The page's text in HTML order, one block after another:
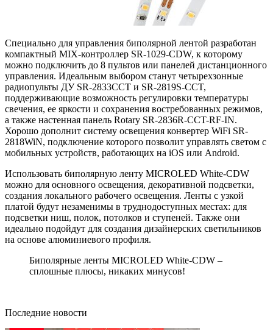
Специально для управления биполярной лентой разработан
компактный MIX-контроллер SR-1029-CDW, к которому
можно подключить до 8 пультов или панелей дистанционного
управления. Идеальным выбором станут четырехзонные
радиопульты ДУ SR-2833CCT и SR-2819S-CCT,
поддерживающие возможность регулировки температуры
свечения, ее яркости и сохранения востребованных режимов,
а также настенная панель Rotary SR-2836R-CCT-RF-IN.
Хорошо дополнит систему освещения конвертер WiFi SR-
2818WiN, подключение которого позволит управлять светом с
мобильных устройств, работающих на iOS или Android.
Использовать биполярную ленту MICROLED White-CDW
можно для основного освещения, декоративной подсветки,
создания локального рабочего освещения. Ленты с узкой
платой будут незаменимы в труднодоступных местах: для
подсветки ниш, полок, потолков и ступеней. Также они
идеально подойдут для создания дизайнерских светильников
на основе алюминиевого профиля.
Биполярные ленты MICROLED White-CDW –
сплошные плюсы, никаких минусов!
Последние новости